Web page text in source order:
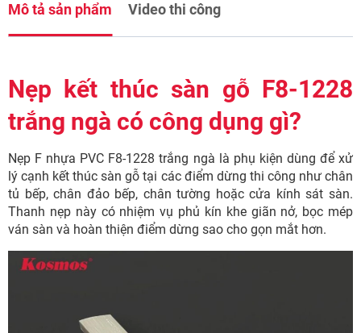
Mô tả sản phẩm Video thi công
Nẹp kết thúc sàn gỗ F8-1228
trắng ngà có công dụng gì?
Nẹp F nhựa PVC F8-1228 trắng ngà là phụ kiện dùng để xử
lý cạnh kết thúc sàn gỗ tại các điểm dừng thi công như chân
tủ bếp, chân đảo bếp, chân tường hoặc cửa kính sát sàn.
Thanh nẹp này có nhiệm vụ phủ kín khe giãn nở, bọc mép
ván sàn và hoàn thiện điểm dừng sao cho gọn mắt hơn.